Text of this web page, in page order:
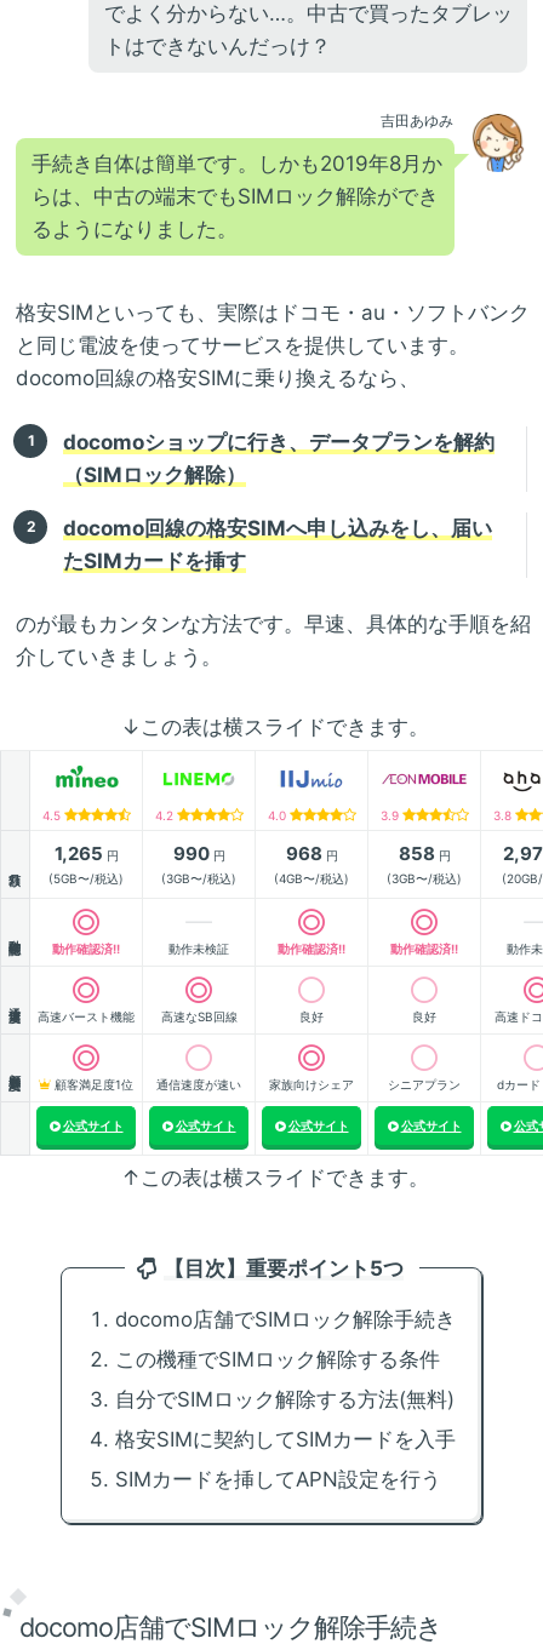
でよく分からない…。中古で買ったタブレッ
トはできないんだっけ？
吉田あゆみ
手続き自体は簡単です。しかも2019年8月か
らは、中古の端末でもSIMロック解除ができ
るようになりました。
格安SIMといっても、実際はドコモ・au・ソフトバンク
と同じ電波を使ってサービスを提供しています。
docomo回線の格安SIMに乗り換えるなら、
docomoショップに行き、データプランを解約
（SIMロック解除）
docomo回線の格安SIMへ申し込みをし、届い
たSIMカードを挿す
のが最もカンタンな方法です。早速、具体的な手順を紹
介していきましょう。
↓この表は横スライドできます。
4.5 4.2 4.0 3.9 3.8
1,265 円
(5GB〜/税込)
990円
(3GB〜/税込)
968 円
(4GB〜/税込)
858 円
(3GB〜/税込)
動作確認済!! 動作未検証 動作確認済!! 動作確認済!! 動作
高速バースト機能 高速なSB回線 良好 良好 高速ド
顧客満足度1位 通信速度が速い 家族向けシェア シニアプラン dカード
公式サイト 公式サイト 公式サイト 公式サイト 公式
↑この表は横スライドできます。
【目次】重要ポイント5つ
docomo店舗でSIMロック解除手続き
この機種でSIMロック解除する条件
自分でSIMロック解除する方法(無料)
格安SIMに契約してSIMカードを入手
SIMカードを挿してAPN設定を行う
docomo店舗でSIMロック解除手続き